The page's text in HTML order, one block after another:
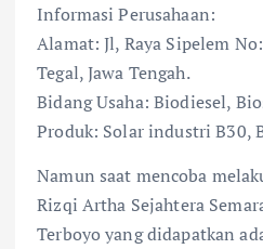
Informasi Perusahaan:
Alamat: Jl, Raya Sipelem
Tegal, Jawa Tengah.
Bidang Usaha: Biodiesel,
Produk: Solar industri B30,
Namun saat mencoba
Rizqi Artha Sejahtera
Terboyo yang didapatkan